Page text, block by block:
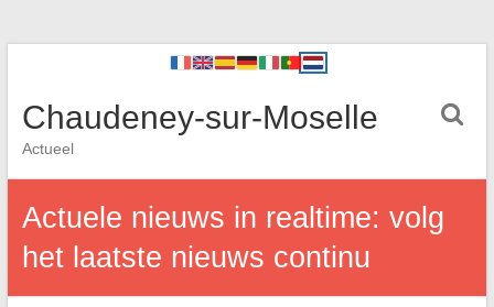
Chaudeney-sur-Moselle
Actueel
Actuele nieuws in realtime: volg
het laatste nieuws continu